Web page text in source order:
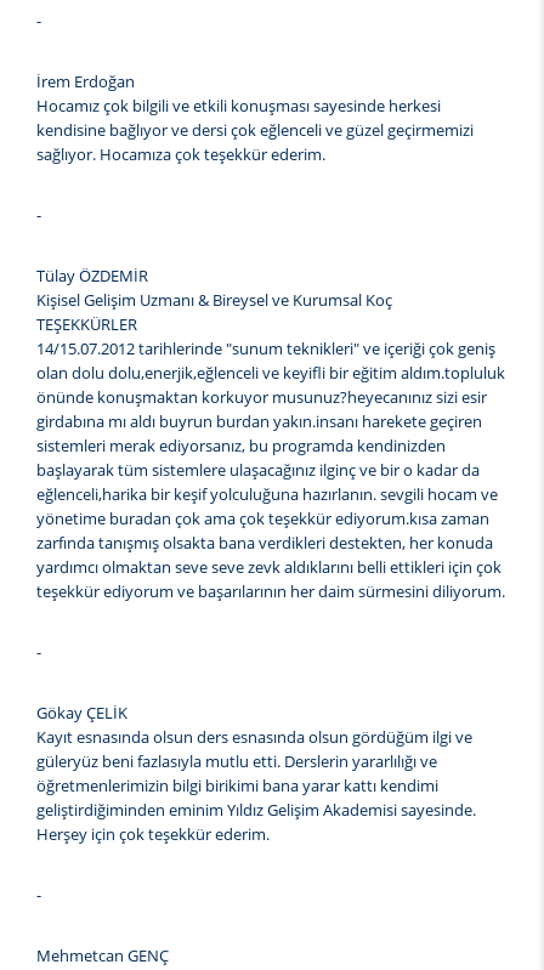
-
İrem Erdoğan
Hocamız çok bilgili ve etkili konuşması sayesinde herkesi
kendisine bağlıyor ve dersi çok eğlenceli ve güzel geçirmemizi
sağlıyor. Hocamıza çok teşekkür ederim.
-
Tülay ÖZDEMİR
Kişisel Gelişim Uzmanı & Bireysel ve Kurumsal Koç
TEŞEKKÜRLER
14/15.07.2012 tarihlerinde "sunum teknikleri" ve içeriği çok geniş
olan dolu dolu,enerjik,eğlenceli ve keyifli bir eğitim aldım.topluluk
önünde konuşmaktan korkuyor musunuz?heyecanınız sizi esir
girdabına mı aldı buyrun burdan yakın.insanı harekete geçiren
sistemleri merak ediyorsanız, bu programda kendinizden
başlayarak tüm sistemlere ulaşacağınız ilginç ve bir o kadar da
eğlenceli,harika bir keşif yolculuğuna hazırlanın. sevgili hocam ve
yönetime buradan çok ama çok teşekkür ediyorum.kısa zaman
zarfında tanışmış olsakta bana verdikleri destekten, her konuda
yardımcı olmaktan seve seve zevk aldıklarını belli ettikleri için çok
teşekkür ediyorum ve başarılarının her daim sürmesini diliyorum.
-
Gökay ÇELİK
Kayıt esnasında olsun ders esnasında olsun gördüğüm ilgi ve
güleryüz beni fazlasıyla mutlu etti. Derslerin yararlılığı ve
öğretmenlerimizin bilgi birikimi bana yarar kattı kendimi
geliştirdiğiminden eminim Yıldız Gelişim Akademisi sayesinde.
Herşey için çok teşekkür ederim.
-
Mehmetcan GENÇ